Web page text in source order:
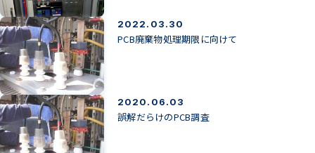
2022.03.30
PCB廃棄物処理期限に向けて
2020.06.03
誤解だらけのPCB調査